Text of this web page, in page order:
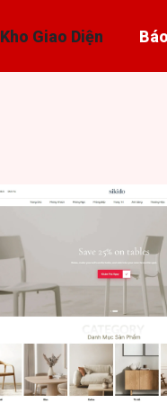
Kho Giao Diện